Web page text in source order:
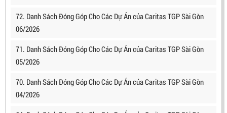
72. Danh Sách Đóng Góp Cho Các Dự Án của Caritas TGP Sài Gòn
06/2026
71. Danh Sách Đóng Góp Cho Các Dự Án của Caritas TGP Sài Gòn
05/2026
70. Danh Sách Đóng Góp Cho Các Dự Án của Caritas TGP Sài Gòn
04/2026